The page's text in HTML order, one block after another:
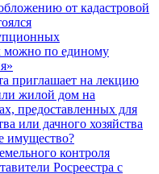
от кадастровой
можно по единому
приглашает на лекцию
жилой дом на
предоставленных для
или дачного хозяйства
имущество?
контроля
Росреестра с